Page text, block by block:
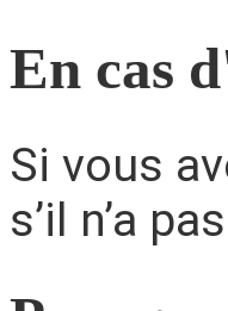
En cas
Si vous
s’il n’a